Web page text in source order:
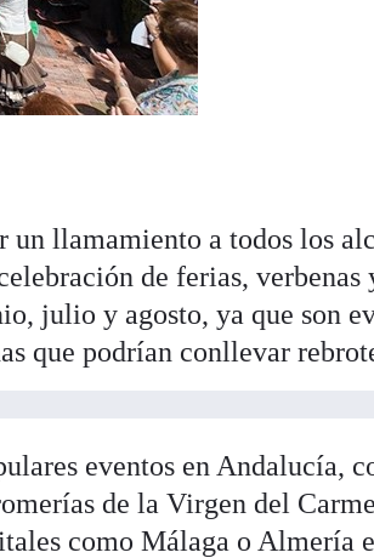
llamamiento a todos los
de ferias, verbenas
julio y agosto, ya que son
que podrían conllevar
eventos en Andalucía,
de la Virgen del
como Málaga o Almería